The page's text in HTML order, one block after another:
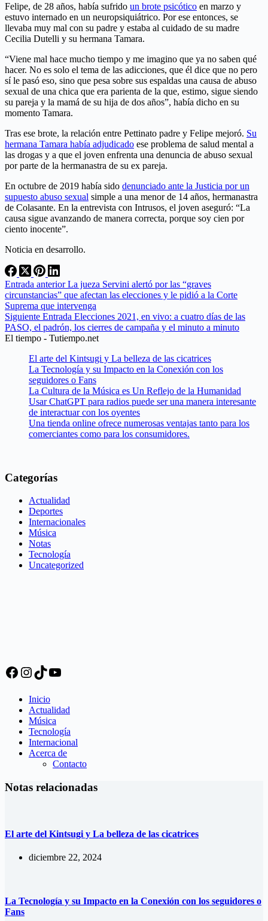
Felipe, de 28 años, había sufrido un brote psicótico en marzo y
estuvo internado en un neuropsiquiátrico. Por ese entonces, se
llevaba muy mal con su padre y estaba al cuidado de su madre
Cecilia Dutelli y su hermana Tamara.
“Viene mal hace mucho tiempo y me imagino que ya no saben qué
hacer. No es solo el tema de las adicciones, que él dice que no pero
sí le pasó eso, sino que pesa sobre sus espaldas una causa de abuso
sexual de una chica que era parienta de la que, estimo, sigue siendo
su pareja y la mamá de su hija de dos años”, había dicho en su
momento Tamara.
Tras ese brote, la relación entre Pettinato padre y Felipe mejoró. Su
hermana Tamara había adjudicado ese problema de salud mental a
las drogas y a que el joven enfrenta una denuncia de abuso sexual
por parte de la hermanastra de su ex pareja.
En octubre de 2019 había sido denunciado ante la Justicia por un
supuesto abuso sexual simple a una menor de 14 años, hermanastra
de Colasante. En la entrevista con Intrusos, el joven aseguró: “La
causa sigue avanzando de manera correcta, porque soy cien por
ciento inocente”.
Noticia en desarrollo.
Entrada anteriorLa jueza Servini alertó por las “graves
circunstancias” que afectan las elecciones y le pidió a la Corte
Suprema que intervenga
Siguiente Entrada Elecciones 2021, en vivo: a cuatro días de las
PASO, el padrón, los cierres de campaña y el minuto a minuto
El tiempo - Tutiempo.net
El arte del Kintsugi y La belleza de las cicatrices
La Tecnología y su Impacto en la Conexión con los
seguidores o Fans
La Cultura de la Música es Un Reflejo de la Humanidad
Usar ChatGPT para radios puede ser una manera interesante
de interactuar con los oyentes
Una tienda online ofrece numerosas ventajas tanto para los
comerciantes como para los consumidores.
Categorías
Actualidad
Deportes
Internacionales
Música
Notas
Tecnología
Uncategorized
Facebook
Instagram
TikTok
YouTube
Inicio
Actualidad
Música
Tecnología
Internacional
Acerca de
Contacto
Notas relacionadas
El arte del Kintsugi y La belleza de las cicatrices
diciembre 22, 2024
La Tecnología y su Impacto en la Conexión con los seguidores o
Fans